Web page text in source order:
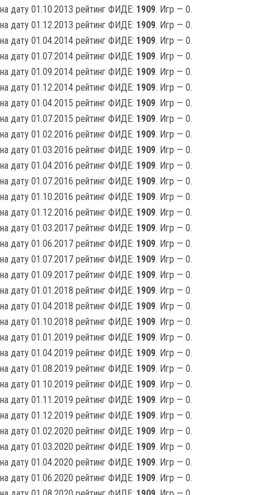
на дату 01.10.2013 рейтинг ФИДЕ: 1909. Игр — 0.
на дату 01.12.2013 рейтинг ФИДЕ: 1909. Игр — 0.
на дату 01.04.2014 рейтинг ФИДЕ: 1909. Игр — 0.
на дату 01.07.2014 рейтинг ФИДЕ: 1909. Игр — 0.
на дату 01.09.2014 рейтинг ФИДЕ: 1909. Игр — 0.
на дату 01.12.2014 рейтинг ФИДЕ: 1909. Игр — 0.
на дату 01.04.2015 рейтинг ФИДЕ: 1909. Игр — 0.
на дату 01.07.2015 рейтинг ФИДЕ: 1909. Игр — 0.
на дату 01.02.2016 рейтинг ФИДЕ: 1909. Игр — 0.
на дату 01.03.2016 рейтинг ФИДЕ: 1909. Игр — 0.
на дату 01.04.2016 рейтинг ФИДЕ: 1909. Игр — 0.
на дату 01.07.2016 рейтинг ФИДЕ: 1909. Игр — 0.
на дату 01.10.2016 рейтинг ФИДЕ: 1909. Игр — 0.
на дату 01.12.2016 рейтинг ФИДЕ: 1909. Игр — 0.
на дату 01.03.2017 рейтинг ФИДЕ: 1909. Игр — 0.
на дату 01.06.2017 рейтинг ФИДЕ: 1909. Игр — 0.
на дату 01.07.2017 рейтинг ФИДЕ: 1909. Игр — 0.
на дату 01.09.2017 рейтинг ФИДЕ: 1909. Игр — 0.
на дату 01.01.2018 рейтинг ФИДЕ: 1909. Игр — 0.
на дату 01.04.2018 рейтинг ФИДЕ: 1909. Игр — 0.
на дату 01.10.2018 рейтинг ФИДЕ: 1909. Игр — 0.
на дату 01.01.2019 рейтинг ФИДЕ: 1909. Игр — 0.
на дату 01.04.2019 рейтинг ФИДЕ: 1909. Игр — 0.
на дату 01.08.2019 рейтинг ФИДЕ: 1909. Игр — 0.
на дату 01.10.2019 рейтинг ФИДЕ: 1909. Игр — 0.
на дату 01.11.2019 рейтинг ФИДЕ: 1909. Игр — 0.
на дату 01.12.2019 рейтинг ФИДЕ: 1909. Игр — 0.
на дату 01.02.2020 рейтинг ФИДЕ: 1909. Игр — 0.
на дату 01.03.2020 рейтинг ФИДЕ: 1909. Игр — 0.
на дату 01.04.2020 рейтинг ФИДЕ: 1909. Игр — 0.
на дату 01.06.2020 рейтинг ФИДЕ: 1909. Игр — 0.